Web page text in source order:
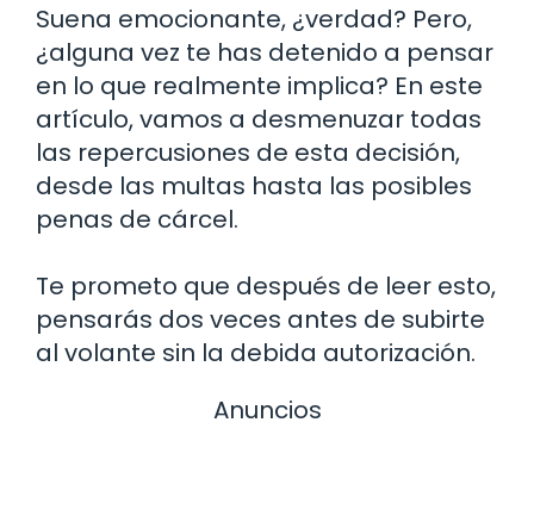
Suena emocionante, ¿verdad? Pero,
¿alguna vez te has detenido a pensar
en lo que realmente implica? En este
artículo, vamos a desmenuzar todas
las repercusiones de esta decisión,
desde las multas hasta las posibles
penas de cárcel.
Te prometo que después de leer esto,
pensarás dos veces antes de subirte
al volante sin la debida autorización.
Anuncios